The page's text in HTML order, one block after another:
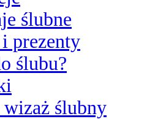
ślubne
prezenty
ślubu?
ślubny